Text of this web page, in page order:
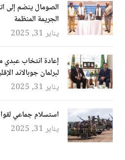
الصومال ينضم إلى
الجريمة المنظمة
يناير 31, 2025
إعادة انتخاب عبدي
لبرلمان جوبالاند
يناير 31, 2025
استسلام جماعي
يناير 31, 2025